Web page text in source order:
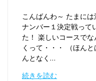
こんばんわ～ たまに
ナンバー１決定戦って
た！ 楽しいコースで
くって・・・ （ほん
んとなく…
続きを読む